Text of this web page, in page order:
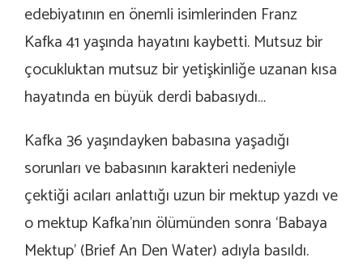
edebiyatının en önemli isimlerinden Franz
Kafka 41 yaşında hayatını kaybetti. Mutsuz bir
çocukluktan mutsuz bir yetişkinliğe uzanan kısa
hayatında en büyük derdi babasıydı…
Kafka 36 yaşındayken babasına yaşadığı
sorunları ve babasının karakteri nedeniyle
çektiği acıları anlattığı uzun bir mektup yazdı ve
o mektup Kafka’nın ölümünden sonra ‘Babaya
Mektup’ (Brief An Den Water) adıyla basıldı.